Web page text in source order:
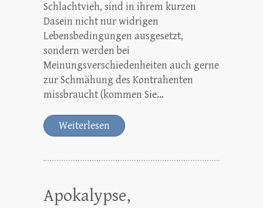
Schlachtvieh, sind in ihrem kurzen
Dasein nicht nur widrigen
Lebensbedingungen ausgesetzt,
sondern werden bei
Meinungsverschiedenheiten auch gerne
zur Schmähung des Kontrahenten
missbraucht (kommen Sie…
Weiterlesen
Apokalypse,